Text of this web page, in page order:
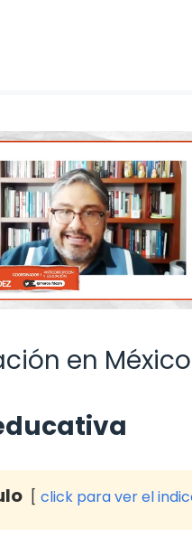
en México
click para ver el